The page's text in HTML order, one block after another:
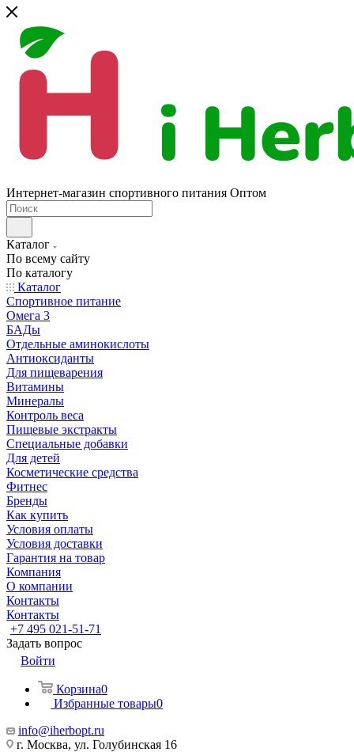
Интернет-магазин спортивного питания Оптом
Каталог
По всему сайту
По каталогу
Каталог
Спортивное питание
Омега 3
БАДы
Отдельные аминокислоты
Антиоксиданты
Для пищеварения
Витамины
Минералы
Контроль веса
Пищевые экстракты
Специальные добавки
Для детей
Косметические средства
Фитнес
Бренды
Как купить
Условия оплаты
Условия доставки
Гарантия на товар
Компания
О компании
Контакты
Контакты
+7 495 021-51-71
Задать вопрос
Войти
Корзина0
Избранные товары0
info@iherbopt.ru
г. Москва, ул. Голубинская 16